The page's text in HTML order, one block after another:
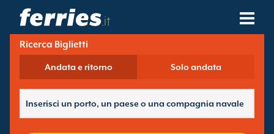
.it
Compagnie Navali
Destinazioni Traghetti
Ricerca Biglietti
Andata e ritorno Solo andata